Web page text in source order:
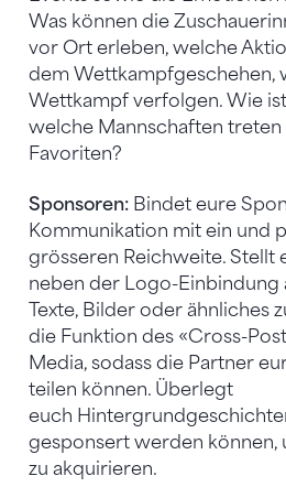
Was können die
vor Ort erleben, welche
dem Wettkampfgeschehen,
Wettkampf verfolgen. Wie
welche Mannschaften treten
Favoriten?
Sponsoren: Bindet eure
Kommunikation mit ein und
grösseren Reichweite. Stellt
neben der Logo-Einbindung
Texte, Bilder oder ähnliches
die Funktion des «Cross-
Media, sodass die Partner
teilen können. Überlegt
euch
gesponsert werden können,
zu akquirieren.